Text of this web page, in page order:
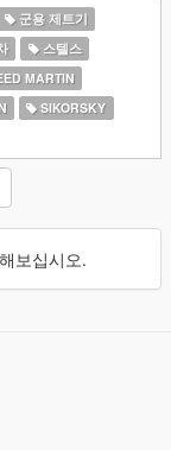
군용 제트기
스텔스
MARTIN
SIKORSKY
보십시오.